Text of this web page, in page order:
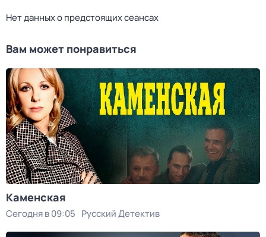
Нет данных о предстоящих сеансах
Вам может понравиться
Каменская
Сегодня в 09:05 Русский Детектив